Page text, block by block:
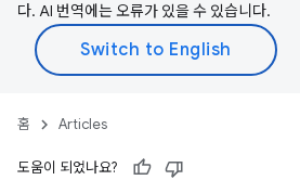
다. AI 번역에는 오류가 있을 수 있습니다.
홈 Articles
도움이 되었나요?